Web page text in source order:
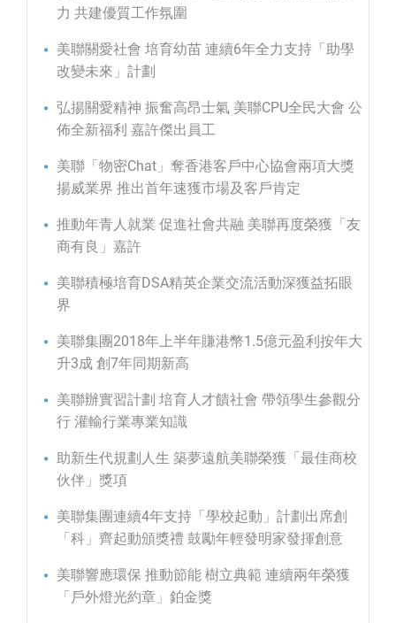
力 共建優質工作氛圍
美聯關愛社會 培育幼苗 連續6年全力支持「助學
改變未來」計劃
弘揚關愛精神 振奮高昂士氣 美聯CPU全民大會 公
佈全新福利 嘉許傑出員工
美聯「物密Chat」奪香港客戶中心協會兩項大獎
揚威業界 推出首年速獲市場及客戶肯定
推動年青人就業 促進社會共融 美聯再度榮獲「友
商有良」嘉許
美聯積極培育DSA精英企業交流活動深獲益拓眼
界
美聯集團2018年上半年賺港幣1.5億元盈利按年大
升3成 創7年同期新高
美聯辦實習計劃 培育人才饋社會 帶領學生參觀分
行 灌輸行業專業知識
助新生代規劃人生 築夢遠航美聯榮獲「最佳商校
伙伴」獎項
美聯集團連續4年支持「學校起動」計劃出席創
「科」齊起動頒獎禮 鼓勵年輕發明家發揮創意
美聯響應環保 推動節能 樹立典範 連續兩年榮獲
「戶外燈光約章」鉑金獎